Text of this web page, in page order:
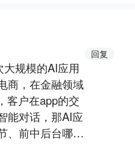
回复
规模的AI应用
商，在金融领域
客户在app的交
能对话，那AI应
、前中后台哪一
展的成熟度和